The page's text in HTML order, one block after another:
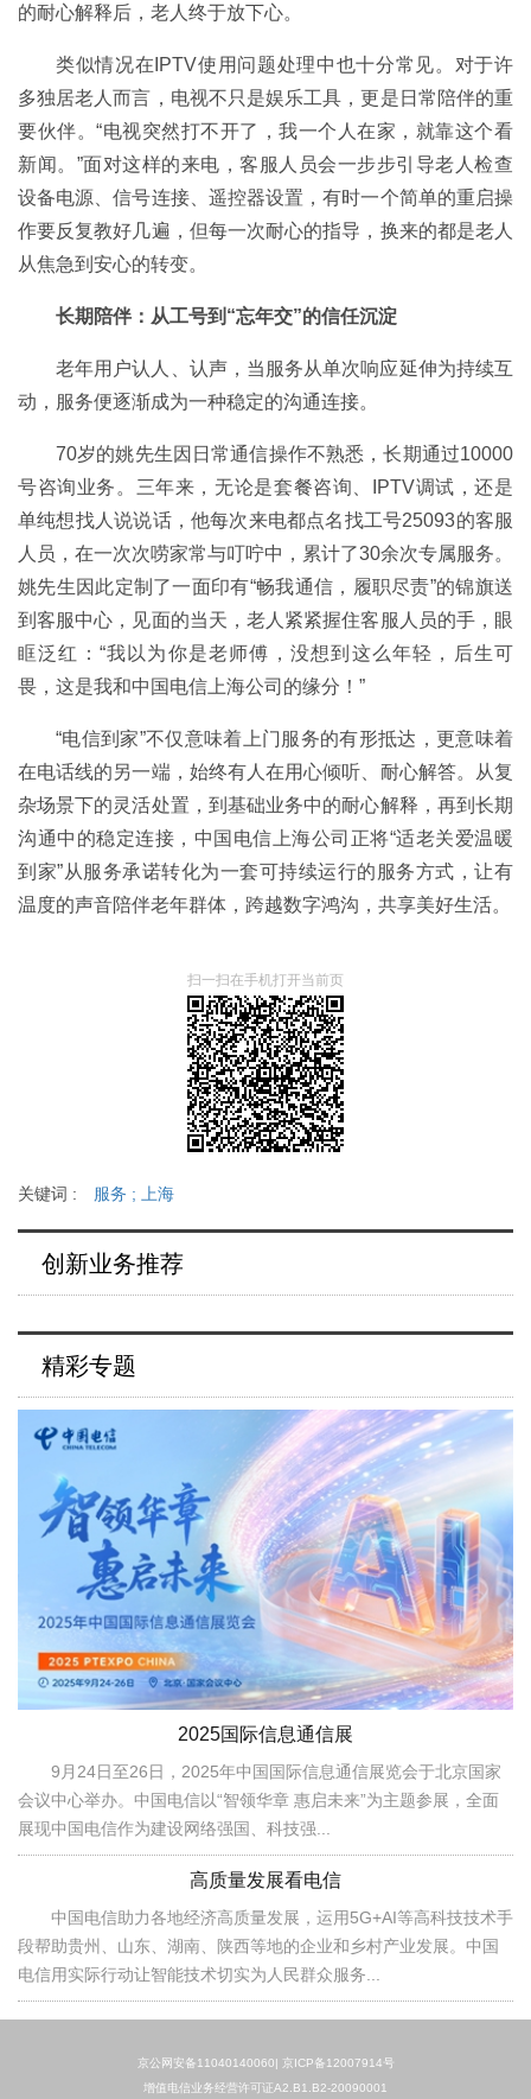
的耐心解释后，老人终于放下心。
类似情况在IPTV使用问题处理中也十分常见。对于许
多独居老人而言，电视不只是娱乐工具，更是日常陪伴的重
要伙伴。“电视突然打不开了，我一个人在家，就靠这个看
新闻。”面对这样的来电，客服人员会一步步引导老人检查
设备电源、信号连接、遥控器设置，有时一个简单的重启操
作要反复教好几遍，但每一次耐心的指导，换来的都是老人
从焦急到安心的转变。
长期陪伴：从工号到“忘年交”的信任沉淀
老年用户认人、认声，当服务从单次响应延伸为持续互
动，服务便逐渐成为一种稳定的沟通连接。
70岁的姚先生因日常通信操作不熟悉，长期通过10000
号咨询业务。三年来，无论是套餐咨询、IPTV调试，还是
单纯想找人说说话，他每次来电都点名找工号25093的客服
人员，在一次次唠家常与叮咛中，累计了30余次专属服务。
姚先生因此定制了一面印有“畅我通信，履职尽责”的锦旗送
到客服中心，见面的当天，老人紧紧握住客服人员的手，眼
眶泛红：“我以为你是老师傅，没想到这么年轻，后生可
畏，这是我和中国电信上海公司的缘分！”
“电信到家”不仅意味着上门服务的有形抵达，更意味着
在电话线的另一端，始终有人在用心倾听、耐心解答。从复
杂场景下的灵活处置，到基础业务中的耐心解释，再到长期
沟通中的稳定连接，中国电信上海公司正将“适老关爱温暖
到家”从服务承诺转化为一套可持续运行的服务方式，让有
温度的声音陪伴老年群体，跨越数字鸿沟，共享美好生活。
扫一扫在手机打开当前页
关键词 : 服务 ; 上海
创新业务推荐
精彩专题
2025国际信息通信展
9月24日至26日，2025年中国国际信息通信展览会于北京国家
会议中心举办。中国电信以“智领华章 惠启未来”为主题参展，全面
展现中国电信作为建设网络强国、科技强...
高质量发展看电信
中国电信助力各地经济高质量发展，运用5G+AI等高科技技术手
段帮助贵州、山东、湖南、陕西等地的企业和乡村产业发展。中国
电信用实际行动让智能技术切实为人民群众服务...
京公网安备11040140060| 京ICP备12007914号
增值电信业务经营许可证A2.B1.B2-20090001